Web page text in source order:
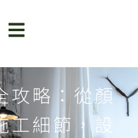
攻略：從顏
工細節，設